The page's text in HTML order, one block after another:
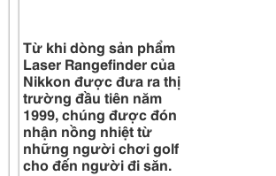
Từ khi dòng sản phẩm
Laser Rangefinder của
Nikkon được đưa ra thị
trường đầu tiên năm
1999, chúng được đón
nhận nồng nhiệt từ
những người chơi golf
cho đến người đi săn.